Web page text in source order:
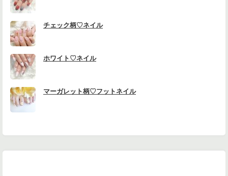
チェック柄♡ネイル
ホワイト♡ネイル
マーガレット柄♡フットネイル